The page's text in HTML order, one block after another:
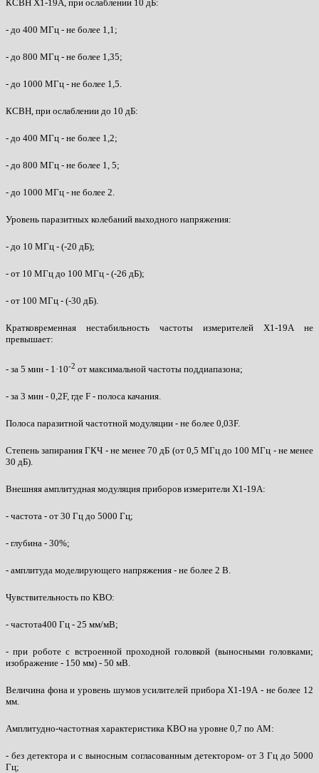
КСВН Х1-19А, при ослаблении 10 дБ:
- до 400 МГц - не более 1,1;
- до 800 МГц - не более 1,35;
- до 1000 МГц - не более 1,5.
КСВН, при ослаблении до 10 дБ:
- до 400 МГц - не более 1,2;
- до 800 МГц - не более 1, 5;
- до 1000 МГц - не более 2.
Уровень паразитных колебаний выходного напряжения:
- до 10 МГц - (-20 дБ);
- от 10 МГц до 100 МГц - (-26 дБ);
- от 100 МГц - (-30 дБ).
Кратковременная нестабильность частоты измерителей Х1-19А не
превышает:
- за 5 мин - 1·10-2 от максимальной частоты поддиапазона;
- за 3 мин - 0,2F, где F - полоса качания.
Полоса паразитной частотной модуляции - не более 0,03F.
Степень запирания ГКЧ - не менее 70 дБ (от 0,5 МГц до 100 МГц - не менее
30 дБ).
Внешняя амплитудная модуляция приборов измерители Х1-19А:
- частота - от 30 Гц до 5000 Гц;
- глубина - 30%;
- амплитуда моделирующего напряжения - не более 2 В.
Чувствительность по КВО:
- частота400 Гц - 25 мм/мВ;
- при роботе с встроенной проходной головкой (выносными головками;
изображение - 150 мм) - 50 мВ.
Величина фона и уровень шумов усилителей прибора Х1-19А - не более 12
мм.
Амплитудно-частотная характеристика КВО на уровне 0,7 по АМ:
- без детектора и с выносным согласованным детектором- от 3 Гц до 5000
Гц;